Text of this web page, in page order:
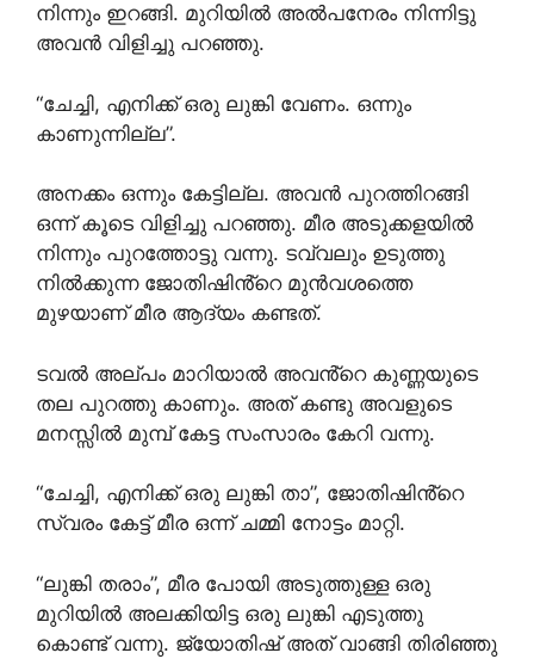
നിന്നും ഇറങ്ങി. മുറിയിൽ അൽപനേരം നിന്നിട്ടു
അവൻ വിളിച്ചു പറഞ്ഞു.
“ചേച്ചി, എനിക്ക് ഒരു ലുങ്കി വേണം. ഒന്നും
കാണുന്നില്ല”.
അനക്കം ഒന്നും കേട്ടില്ല. അവൻ പുറത്തിറങ്ങി
ഒന്ന് കൂടെ വിളിച്ചു പറഞ്ഞു. മീര അടുക്കളയിൽ
നിന്നും പുറത്തോട്ടു വന്നു. ടവ്വലും ഉടുത്തു
നിൽക്കുന്ന ജോതിഷിൻ്റെ മുൻവശത്തെ
മുഴയാണ് മീര ആദ്യം കണ്ടത്.
ടവൽ അല്പം മാറിയാൽ അവൻ്റെ കുണ്ണയുടെ
തല പുറത്തു കാണും. അത് കണ്ടു അവളുടെ
മനസ്സിൽ മുമ്പ് കേട്ട സംസാരം കേറി വന്നു.
“ചേച്ചി, എനിക്ക് ഒരു ലുങ്കി താ”, ജോതിഷിൻ്റെ
സ്വരം കേട്ട് മീര ഒന്ന് ചമ്മി നോട്ടം മാറ്റി.
“ലുങ്കി തരാം”, മീര പോയി അടുത്തുള്ള ഒരു
മുറിയിൽ അലക്കിയിട്ട ഒരു ലുങ്കി എടുത്തു
കൊണ്ട് വന്നു. ജ്യോതിഷ് അത് വാങ്ങി തിരിഞ്ഞു